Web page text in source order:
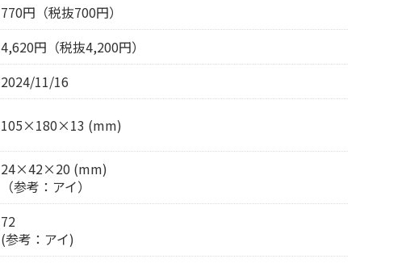
770円（税抜700円）
4,620円（税抜4,200円）
2024/11/16
105×180×13 (mm)
24×42×20 (mm)
（参考：アイ）
72
(参考：アイ)